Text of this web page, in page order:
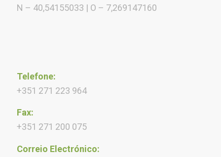
N – 40,54155033 | O – 7,269147160
Telefone:
+351 271 223 964
Fax:
+351 271 200 075
Correio Electrónico: